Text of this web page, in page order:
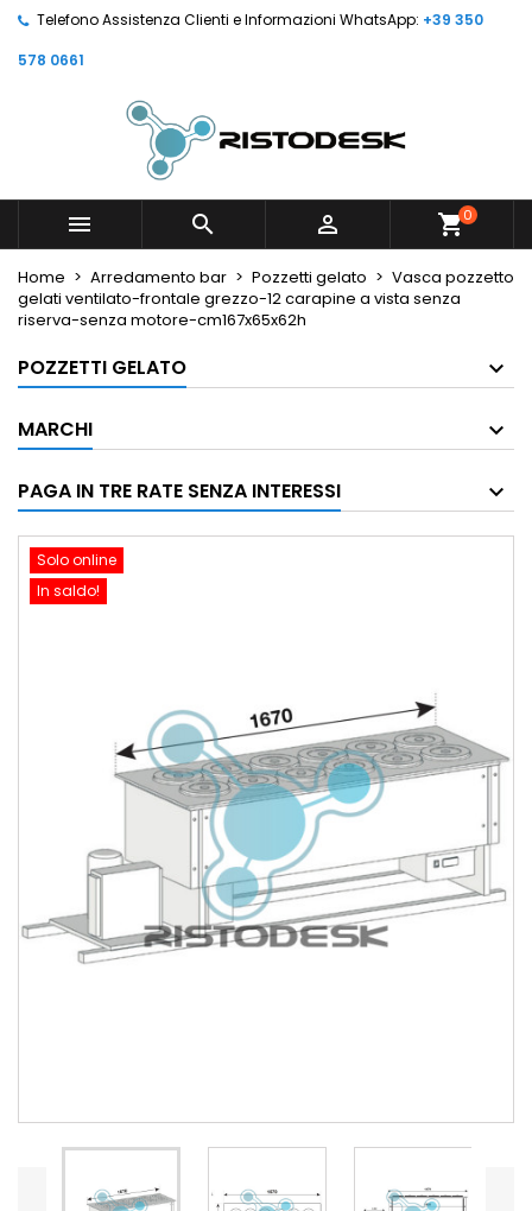
Telefono Assistenza Clienti e Informazioni WhatsApp: +39 350
578 0661
   shopping_cart0
Home Arredamento bar Pozzetti gelato
Vasca pozzetto
gelati ventilato-frontale grezzo-12 carapine a vista senza
riserva-senza motore-cm167x65x62h
POZZETTI GELATO
MARCHI
PAGA IN TRE RATE SENZA INTERESSI
Solo online
In saldo!